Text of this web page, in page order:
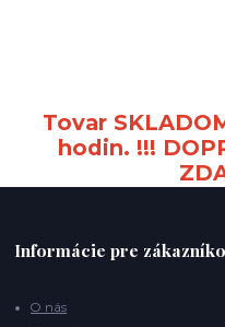
Tovar
hodin. !!!
Informácie pre
O nás